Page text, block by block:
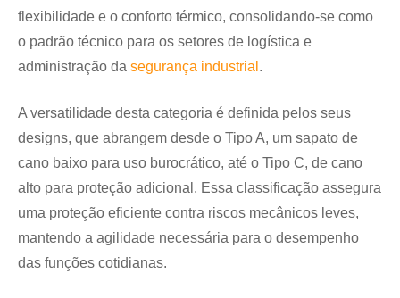
flexibilidade e o conforto térmico, consolidando-se como
o padrão técnico para os setores de logística e
administração da segurança industrial .
A versatilidade desta categoria é definida pelos seus
designs, que abrangem desde o Tipo A, um sapato de
cano baixo para uso burocrático, até o Tipo C, de cano
alto para proteção adicional. Essa classificação assegura
uma proteção eficiente contra riscos mecânicos leves,
mantendo a agilidade necessária para o desempenho
das funções cotidianas.